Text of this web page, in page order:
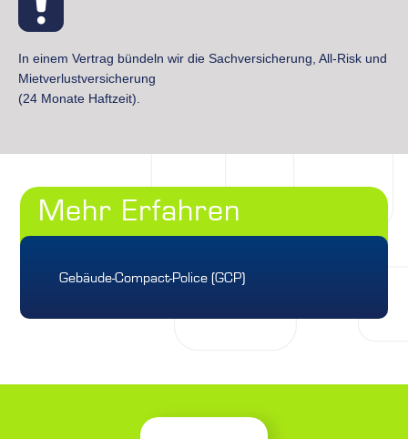
Elektronik inkl. Softwareversicherung
Autoinhalt/Werkverkehrsversicherung
Warentransportversicherung (Versendungen
In einem Vertrag bündeln wir die Sachversicherung, All-Risk und
Mietverlustversicherung
(24 Monate Haftzeit).
Mehr Erfahren
Gebäude-Compact-Police (GCP)
automatisch die Nachhaftungsklausel in Höhe von 15